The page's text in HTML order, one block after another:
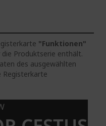
"Funktionen"
Produktserie enthält.
des ausgewählten
Registerkarte